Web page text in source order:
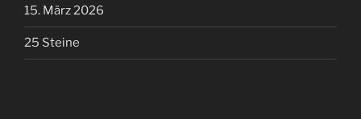
15. März 2026
25 Steine